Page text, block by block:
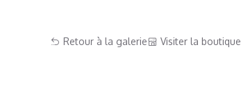
Retour à la galerie Visiter la boutique